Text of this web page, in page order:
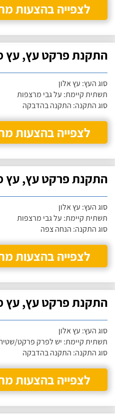
לצפייה בהצעות
התקנת פרקט עץ, עץ
סוג העץ: עץ אלון
תשתית קיימת: על גבי מרצפות
סוג התקנה: התקנה בהדבקה
לצפייה בהצעות
התקנת פרקט עץ, עץ
סוג העץ: עץ אלון
תשתית קיימת: על גבי מרצפות
סוג התקנה: הנחה צפה
לצפייה בהצעות
התקנת פרקט עץ, עץ
סוג העץ: עץ אלון
תשתית קיימת: יש לפרק פרקט/
סוג התקנה: התקנה בהדבקה
לצפייה בהצעות